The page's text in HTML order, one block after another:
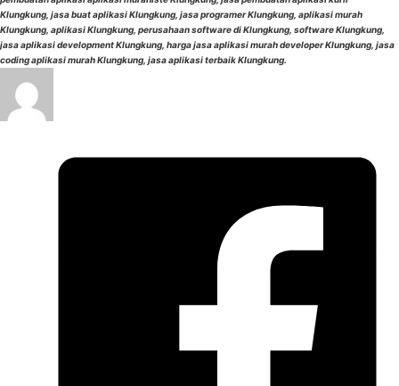
Klungkung, jasa buat aplikasi Klungkung, jasa programer Klungkung, aplikasi murah
Klungkung, aplikasi Klungkung, perusahaan software di Klungkung, software Klungkung,
jasa aplikasi development Klungkung, harga jasa aplikasi murah developer Klungkung, jasa
coding aplikasi murah Klungkung, jasa aplikasi terbaik Klungkung.